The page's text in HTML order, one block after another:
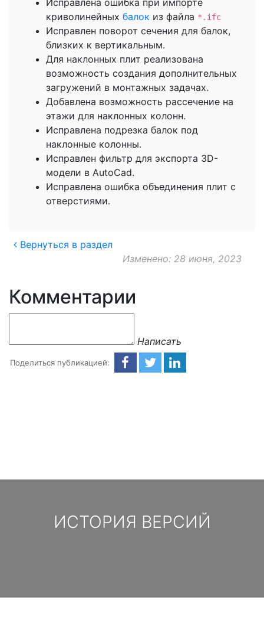
криволинейных балок из файла *.ifc
Исправлен поворот сечения для балок,
близких к вертикальным.
Для наклонных плит реализована
возможность создания дополнительных
загружений в монтажных задачах.
Добавлена возможность рассечение на
этажи для наклонных колонн.
Исправлена подрезка балок под
наклонные колонны.
Исправлен фильтр для экспорта 3D-
модели в AutoCad.
Исправлена ошибка объединения плит с
отверстиями.
Вернуться в раздел
Изменено: 28 июня, 2023
Комментарии
Написать
Поделиться публикацией:
ИСТОРИЯ ВЕРСИЙ